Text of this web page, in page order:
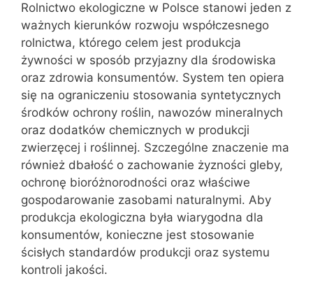
Rolnictwo ekologiczne w Polsce stanowi jeden z
ważnych kierunków rozwoju współczesnego
rolnictwa, którego celem jest produkcja
żywności w sposób przyjazny dla środowiska
oraz zdrowia konsumentów. System ten opiera
się na ograniczeniu stosowania syntetycznych
środków ochrony roślin, nawozów mineralnych
oraz dodatków chemicznych w produkcji
zwierzęcej i roślinnej. Szczególne znaczenie ma
również dbałość o zachowanie żyzności gleby,
ochronę bioróżnorodności oraz właściwe
gospodarowanie zasobami naturalnymi. Aby
produkcja ekologiczna była wiarygodna dla
konsumentów, konieczne jest stosowanie
ścisłych standardów produkcji oraz systemu
kontroli jakości.